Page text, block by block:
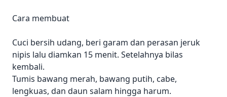
Cara membuat
Cuci bersih udang, beri garam dan perasan jeruk
nipis lalu diamkan 15 menit. Setelahnya bilas
kembali.
Tumis bawang merah, bawang putih, cabe,
lengkuas, dan daun salam hingga harum.